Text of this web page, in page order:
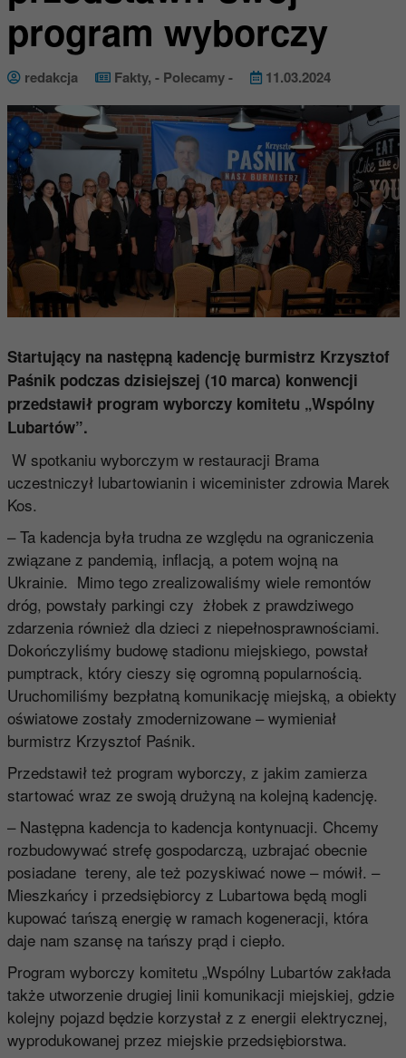
program wyborczy
redakcja Fakty, - Polecamy - 11.03.2024
Startujący na następną kadencję burmistrz Krzysztof
Paśnik podczas dzisiejszej (10 marca) konwencji
przedstawił program wyborczy komitetu „Wspólny
Lubartów”.
W spotkaniu wyborczym w restauracji Brama
uczestniczył lubartowianin i wiceminister zdrowia Marek
Kos.
– Ta kadencja była trudna ze względu na ograniczenia
związane z pandemią, inflacją, a potem wojną na
Ukrainie. Mimo tego zrealizowaliśmy wiele remontów
dróg, powstały parkingi czy żłobek z prawdziwego
zdarzenia również dla dzieci z niepełnosprawnościami.
Dokończyliśmy budowę stadionu miejskiego, powstał
pumptrack, który cieszy się ogromną popularnością.
Uruchomiliśmy bezpłatną komunikację miejską, a obiekty
oświatowe zostały zmodernizowane – wymieniał
burmistrz Krzysztof Paśnik.
Przedstawił też program wyborczy, z jakim zamierza
startować wraz ze swoją drużyną na kolejną kadencję.
– Następna kadencja to kadencja kontynuacji. Chcemy
rozbudowywać strefę gospodarczą, uzbrajać obecnie
posiadane tereny, ale też pozyskiwać nowe – mówił. –
Mieszkańcy i przedsiębiorcy z Lubartowa będą mogli
kupować tańszą energię w ramach kogeneracji, która
daje nam szansę na tańszy prąd i ciepło.
Program wyborczy komitetu „Wspólny Lubartów zakłada
także utworzenie drugiej linii komunikacji miejskiej, gdzie
kolejny pojazd będzie korzystał z z energii elektrycznej,
wyprodukowanej przez miejskie przedsiębiorstwa.